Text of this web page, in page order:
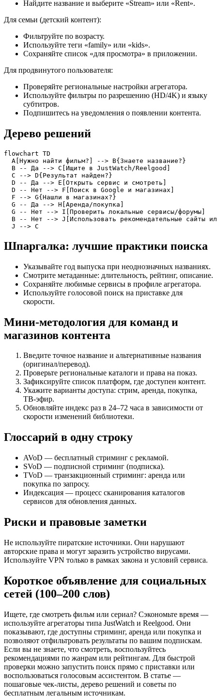
Найдите название и выберите «Stream» или «Rent».
Для семьи (детский контент):
Фильтруйте по возрасту.
Используйте теги «family» или «kids».
Сохраняйте список «для просмотра» в приложении.
Для продвинутого пользователя:
Проверяйте региональные настройки агрегатора.
Используйте фильтры по разрешению (HD/4K) и языку
субтитров.
Подпишитесь на уведомления о появлении контента.
Дерево решений
flowchart TD
  A[Нужно найти фильм?] --> B{Знаете название?}
  B -- Да --> C[Ищите в JustWatch/Reelgood]
  C --> D{Результат найден?}
  D -- Да --> E[Открыть сервис и смотреть]
  D -- Нет --> F[Поиск в Google и магазинах]
  F --> G{Нашли в магазинах?}
  G -- Да --> H[Аренда/покупка]
  G -- Нет --> I[Проверить локальные сервисы/форумы]
B -- Нет --> J[Использовать рекомендательные сайты
  J --> C
Шпаргалка: лучшие практики поиска
Указывайте год выпуска при неоднозначных названиях.
Смотрите метаданные: длительность, рейтинг, описание.
Сохраняйте любимые сервисы в профиле агрегатора.
Используйте голосовой поиск на приставке для
скорости.
Мини-методология для команд и
магазинов контента
Введите точное название и альтернативные названия
(оригинал/перевод).
Проверьте региональные каталоги и права на показ.
Зафиксируйте список платформ, где доступен контент.
Укажите варианты доступа: стрим, аренда, покупка,
ТВ‑эфир.
Обновляйте индекс раз в 24–72 часа в зависимости от
скорости изменений библиотеки.
Глоссарий в одну строку
AVoD — бесплатный стриминг с рекламой.
SVoD — подписной стриминг (подписка).
TVoD — транзакционный стриминг: аренда или
покупка по запросу.
Индексация — процесс сканирования каталогов
сервисов для обновления данных.
Риски и правовые заметки
Не используйте пиратские источники. Они нарушают
авторские права и могут заразить устройство вирусами.
Используйте VPN только в рамках закона и условий сервиса.
Короткое объявление для социальных
сетей (100–200 слов)
Ищете, где смотреть фильм или сериал? Сэкономьте время —
используйте агрегаторы типа JustWatch и Reelgood. Они
показывают, где доступны стриминг, аренда или покупка и
позволяют отфильтровать результаты по вашим подпискам.
Если вы не знаете, что смотреть, воспользуйтесь
рекомендациями по жанрам или рейтингам. Для быстрой
проверки можно запустить поиск прямо с приставки или
воспользоваться голосовым ассистентом. В статье —
пошаговые чек-листы, дерево решений и советы по
бесплатным легальным источникам.